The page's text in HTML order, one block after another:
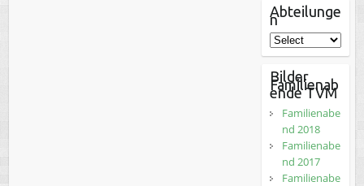
Abteilunge
n
Bilder
Familienab
ende TVM
Familienabe
nd 2018
Familienabe
nd 2017
Familienabe